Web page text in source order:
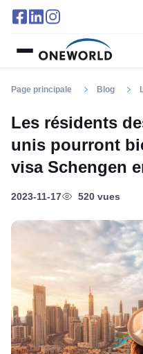
Page principale Blog
Les résidents
unis pourront
visa Schengen
2023-11-17 520 vues